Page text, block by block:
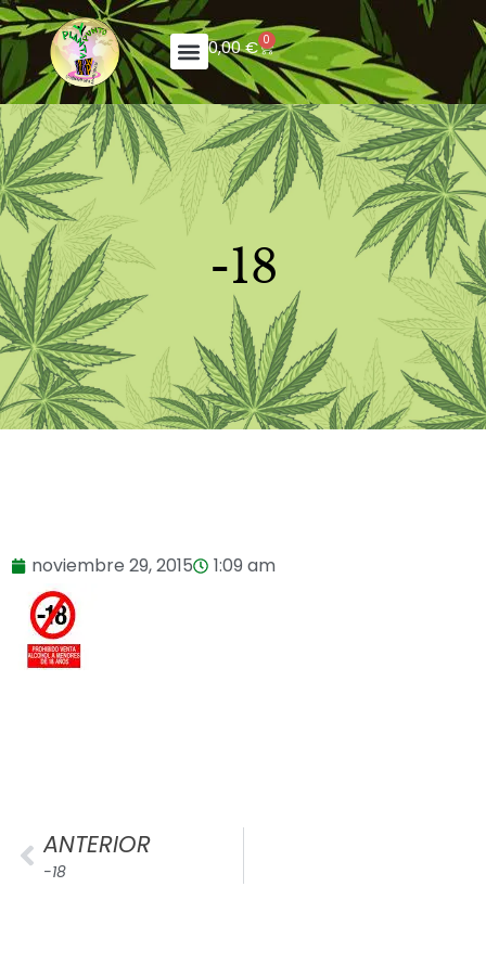
0,00€ 0
-18
noviembre 29, 2015 1:09 am
ANTERIOR
-18